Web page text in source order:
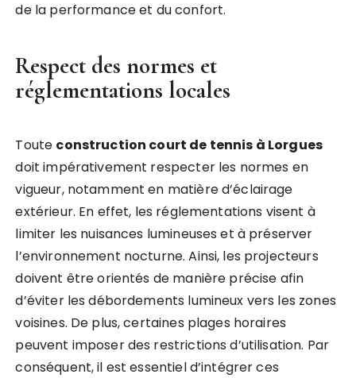
de la performance et du confort.
Respect des normes et
réglementations locales
Toute construction court de tennis à Lorgues
doit impérativement respecter les normes en
vigueur, notamment en matière d’éclairage
extérieur. En effet, les réglementations visent à
limiter les nuisances lumineuses et à préserver
l’environnement nocturne. Ainsi, les projecteurs
doivent être orientés de manière précise afin
d’éviter les débordements lumineux vers les zones
voisines. De plus, certaines plages horaires
peuvent imposer des restrictions d’utilisation. Par
conséquent, il est essentiel d’intégrer ces